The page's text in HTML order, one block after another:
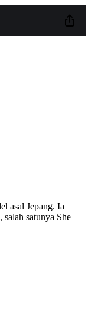
asal Jepang. Ia
satunya She